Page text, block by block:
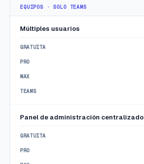
EQUIPOS · SOLO TEAMS
Múltiples usuarios
Panel de administración centralizado